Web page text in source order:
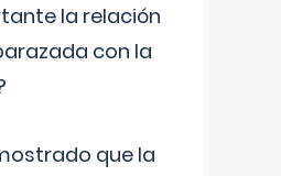
la relación
con la
que la